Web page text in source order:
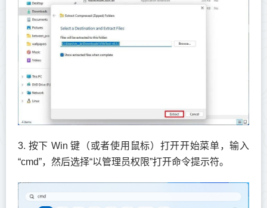
3. 按下 Win 键（或者使用鼠标）打开开始菜单，输入
“cmd”，然后选择“以管理员权限”打开命令提示符。